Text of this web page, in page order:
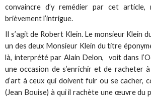
convaincre d’y remédier par cet article,
brièvement l’intrigue.
Il s’agit de Robert Klein. Le monsieur Klein
un des deux Monsieur Klein du titre
là, interprété par Alain Delon, voit dans
une occasion de s’enrichir et de racheter
d’art à ceux qui doivent fuir ou se cacher,
(Jean Bouise) à qui il rachète une œuvre du